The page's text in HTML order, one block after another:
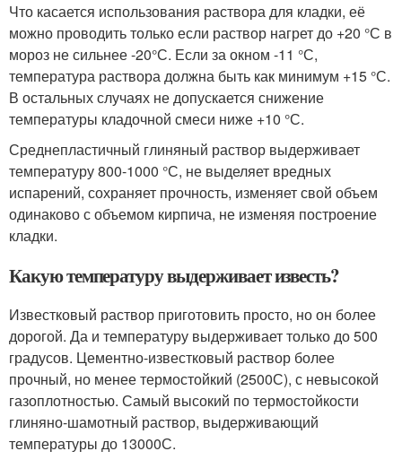
Что касается использования раствора для кладки, её
можно проводить только если раствор нагрет до +20 °С в
мороз не сильнее -20°С. Если за окном -11 °С,
температура раствора должна быть как минимум +15 °С.
В остальных случаях не допускается снижение
температуры кладочной смеси ниже +10 °С.
Среднепластичный глиняный раствор выдерживает
температуру 800-1000 °С, не выделяет вредных
испарений, сохраняет прочность, изменяет свой объем
одинаково с объемом кирпича, не изменяя построение
кладки.
Какую температуру выдерживает известь?
Известковый раствор приготовить просто, но он более
дорогой. Да и температуру выдерживает только до 500
градусов. Цементно-известковый раствор более
прочный, но менее термостойкий (2500С), с невысокой
газоплотностью. Самый высокий по термостойкости
глиняно-шамотный раствор, выдерживающий
температуры до 13000С.